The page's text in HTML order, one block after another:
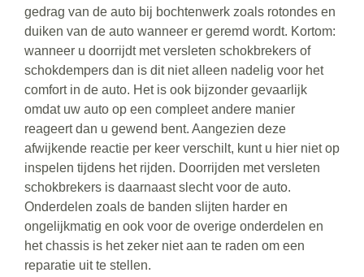
gedrag van de auto bij bochtenwerk zoals rotondes en
duiken van de auto wanneer er geremd wordt. Kortom:
wanneer u doorrijdt met versleten schokbrekers of
schokdempers dan is dit niet alleen nadelig voor het
comfort in de auto. Het is ook bijzonder gevaarlijk
omdat uw auto op een compleet andere manier
reageert dan u gewend bent. Aangezien deze
afwijkende reactie per keer verschilt, kunt u hier niet op
inspelen tijdens het rijden. Doorrijden met versleten
schokbrekers is daarnaast slecht voor de auto.
Onderdelen zoals de banden slijten harder en
ongelijkmatig en ook voor de overige onderdelen en
het chassis is het zeker niet aan te raden om een
reparatie uit te stellen.